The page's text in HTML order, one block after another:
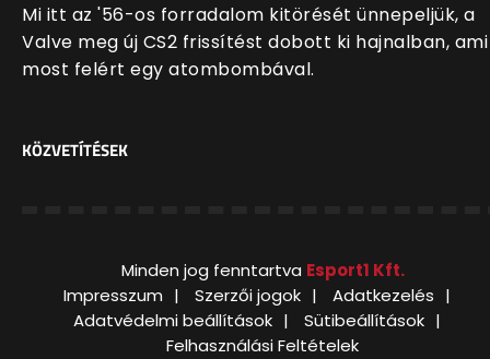
Mi itt az '56-os forradalom kitörését ünnepeljük, a
Valve meg új CS2 frissítést dobott ki hajnalban, ami
most felért egy atombombával.
KÖZVETÍTÉSEK
Minden jog fenntartva Esport1 Kft.
Impresszum
Szerzői jogok
Adatkezelés
Adatvédelmi beállítások
Sütibeállítások
Felhasználási Feltételek